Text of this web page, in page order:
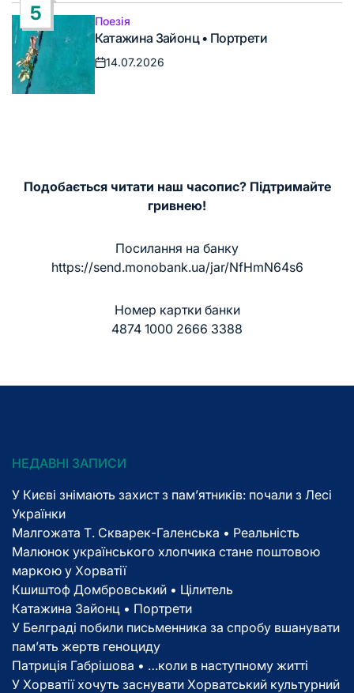
5
Опублікувати
у
Поезія
Катажина Зайонц • Портрети
Дата
14.07.2026
Подобається читати наш часопис? Підтримайте
гривнею!
Посилання на банку
https://send.monobank.ua/jar/NfHmN64s6
Номер картки банки
4874 1000 2666 3388
НЕДАВНІ ЗАПИСИ
У Києві знімають захист з пам’ятників: почали з Лесі
Українки
Малгожата Т. Скварек-Галенська • Реальність
Малюнок українського хлопчика стане поштовою
маркою у Хорватії
Кшиштоф Домбровський • Цілитель
Катажина Зайонц • Портрети
У Белграді побили письменника за спробу вшанувати
пам’ять жертв геноциду
Патриція Габрішова • …коли в наступному житті
У Хорватії хочуть заснувати Хорватський культурний